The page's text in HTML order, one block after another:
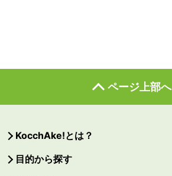
ページ上部へ
KocchAke!とは？
目的から探す